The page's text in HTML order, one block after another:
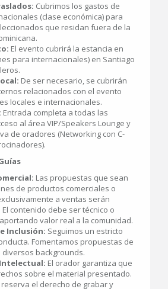
Cubrimos los gastos de
(clase económica) para
que residan fuera de la
El evento cubrirá la estancia en
para internacionales) en Santiago
De ser necesario, se cubrirán
relacionados con el evento
locales e internacionales.
Entrada completa a todas las
al área VIP/Speakers Lounge y
de oradores (Networking con C-
Las propuestas que sean
de productos comerciales o
a ventas serán
contenido debe ser técnico o
valor real a la comunidad.
Inclusión: Seguimos un estricto
Fomentamos propuestas de
backgrounds.
El orador garantiza que
sobre el material presentado.
reserva el derecho de grabar y